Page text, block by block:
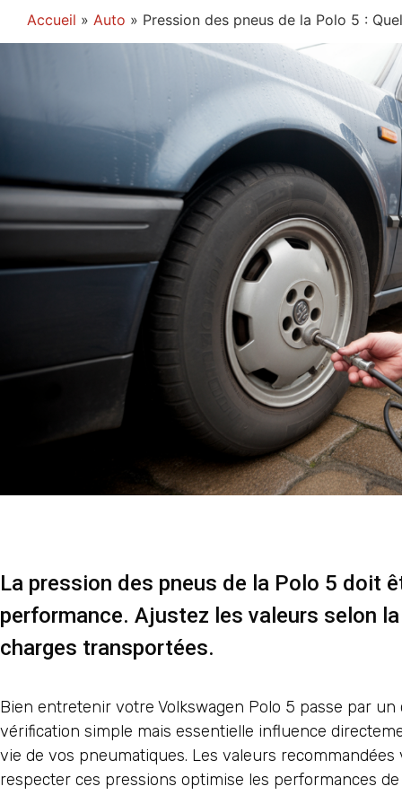
Accueil » Auto » Pression des pneus de la Polo 5 :
La pression des pneus de la Polo 5 doit
performance. Ajustez les valeurs selon
charges transportées.
Bien entretenir votre Volkswagen Polo 5 passe par
vérification simple mais essentielle influence
vie de vos pneumatiques. Les valeurs
respecter ces pressions optimise les performances